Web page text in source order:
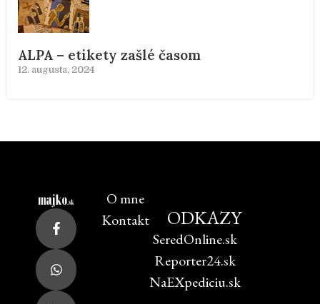
ALPA – etikety zašlé časom
12. augusta, 2024
O mne
Kontakt
ODKAZY
SeredOnline.sk
Reporter24.sk
NaEXpediciu.sk